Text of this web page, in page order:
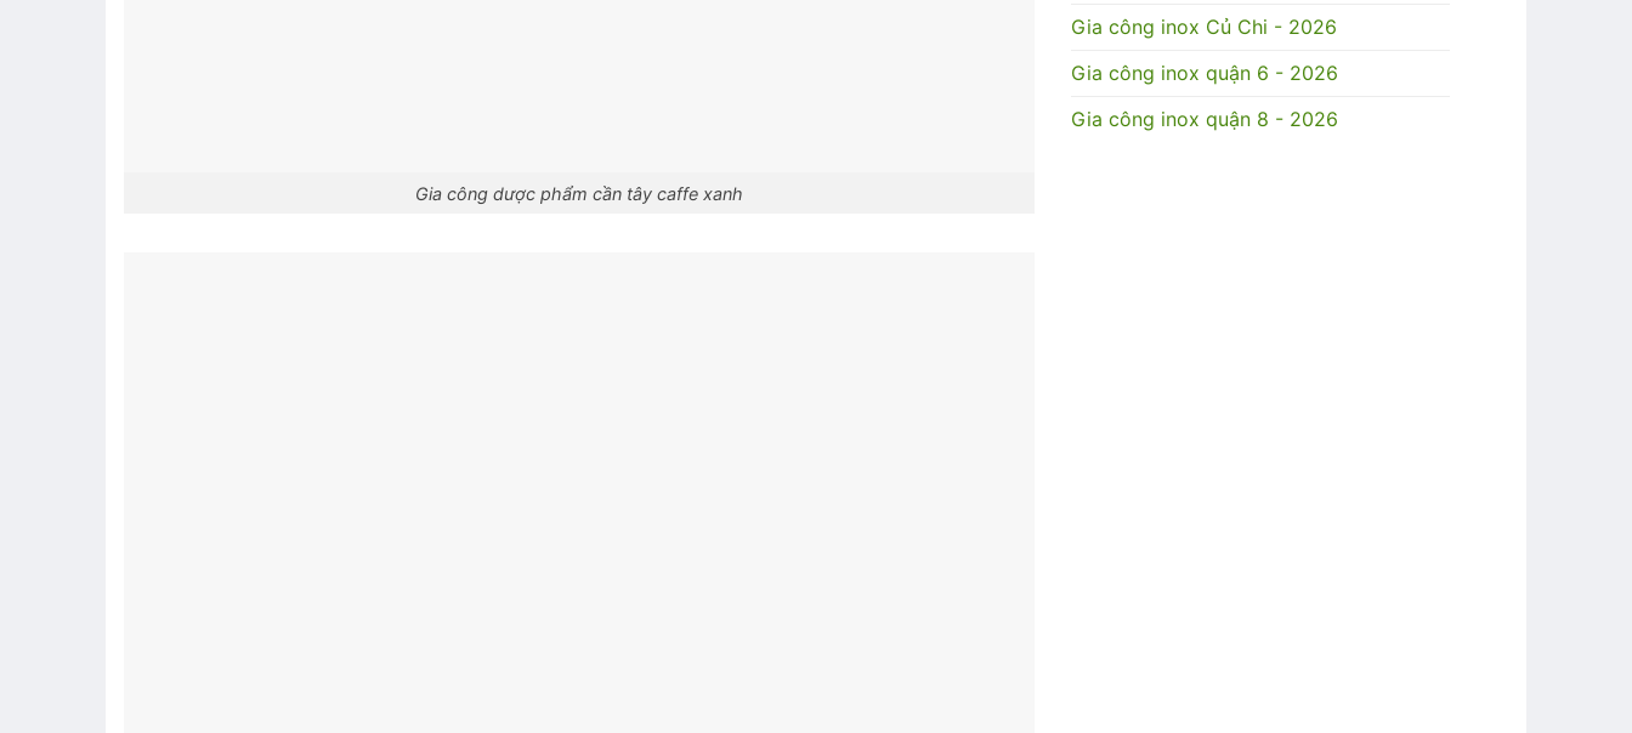
Gia công dược phẩm cần tây caffe xanh
Gia công inox Củ Chi - 2026
Gia công inox quận 6 - 2026
Gia công inox quận 8 - 2026